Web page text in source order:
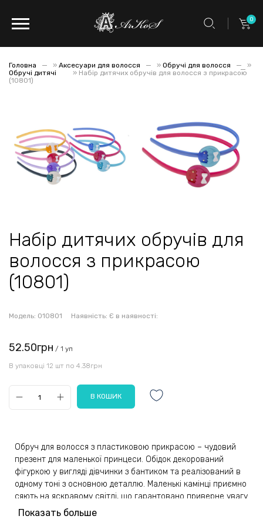
0
Головна » Аксесуари для волосся » Обручі для волосся
»
Обручі дитячі
» Набір дитячих обручів для волосся з прикрасою
(10801)
Набір дитячих обручів для
волосся з прикрасою
(10801)
Модель: 010801 Наявність: Є в наявності:
52.50грн / 1 уп
В упаковці 12 шт по 4.38грн
Обруч для волосся з пластиковою прикрасою – чудовий
презент для маленької принцеси. Обідок декорований
фігуркою у вигляді дівчинки з бантиком та реалізований в
одному тоні з основною деталлю. Маленькі камінці приємно
сяють на яскравому світлі, що гарантовано приверне увагу
оточуючих до модниці і зробить її вигляд чарівнішим. У
Показать больше